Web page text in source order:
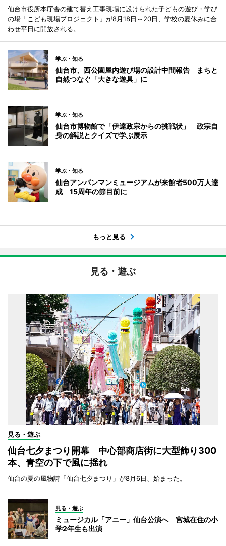
仙台市役所本庁舎の建て替え工事現場に設けられた子どもの遊び・学び
の場「こども現場プロジェクト」が8月18日～20日、学校の夏休みに合
わせ平日に開放される。
学ぶ・知る
仙台市、西公園屋内遊び場の設計中間報告 まちと
自然つなぐ「大きな遊具」に
学ぶ・知る
仙台市博物館で「伊達政宗からの挑戦状」 政宗自
身の解説とクイズで学ぶ展示
学ぶ・知る
仙台アンパンマンミュージアムが来館者500万人達
成 15周年の節目前に
もっと見る
見る・遊ぶ
見る・遊ぶ
仙台七夕まつり開幕 中心部商店街に大型飾り300
本、青空の下で風に揺れ
仙台の夏の風物詩「仙台七夕まつり」が8月6日、始まった。
見る・遊ぶ
ミュージカル「アニー」仙台公演へ 宮城在住の小
学2年生も出演